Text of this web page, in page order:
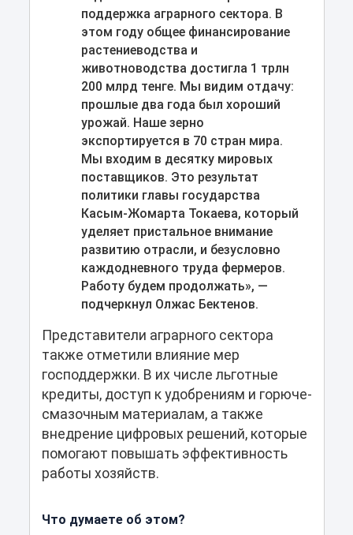
поддержка аграрного сектора. В
этом году общее финансирование
растениеводства и
животноводства достигла 1 трлн
200 млрд тенге. Мы видим отдачу:
прошлые два года был хороший
урожай. Наше зерно
экспортируется в 70 стран мира.
Мы входим в десятку мировых
поставщиков. Это результат
политики главы государства
Касым-Жомарта Токаева, который
уделяет пристальное внимание
развитию отрасли, и безусловно
каждодневного труда фермеров.
Работу будем продолжать», —
подчеркнул Олжас Бектенов.
Представители аграрного сектора
также отметили влияние мер
господдержки. В их числе льготные
кредиты, доступ к удобрениям и горюче-
смазочным материалам, а также
внедрение цифровых решений, которые
помогают повышать эффективность
работы хозяйств.
Что думаете об этом?